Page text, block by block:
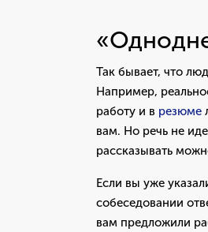
Так бывает, что
Например,
работу и в резюме
вам. Но речь не
рассказывать
Если вы уже
собеседовании
вам предложили